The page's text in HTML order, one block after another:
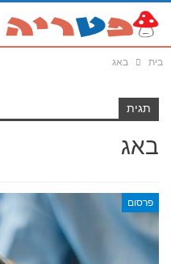
בית באג
תגית
באג
פרסום